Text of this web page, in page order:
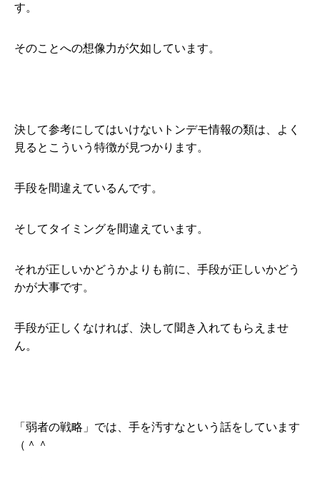
す。
そのことへの想像力が欠如しています。
決して参考にしてはいけないトンデモ情報の類は、よく
見るとこういう特徴が見つかります。
手段を間違えているんです。
そしてタイミングを間違えています。
それが正しいかどうかよりも前に、手段が正しいかどう
かが大事です。
手段が正しくなければ、決して聞き入れてもらえませ
ん。
「弱者の戦略」では、手を汚すなという話をしています
（＾＾